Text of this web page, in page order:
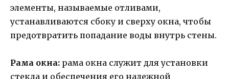
элементы, называемые отливами,
устанавливаются сбоку и сверху окна, чтобы
предотвратить попадание воды внутрь стены.
Рама окна: рама окна служит для установки
стекла и обеспечения его надежной